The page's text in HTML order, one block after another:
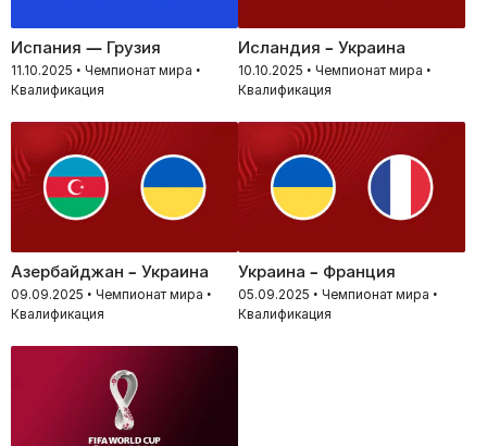
Испания — Грузия
11.10.2025 • Чемпионат мира •
Квалификация
Исландия – Украина
10.10.2025 • Чемпионат мира •
Квалификация
Азербайджан – Украина
09.09.2025 • Чемпионат мира •
Квалификация
Украина – Франция
05.09.2025 • Чемпионат мира •
Квалификация